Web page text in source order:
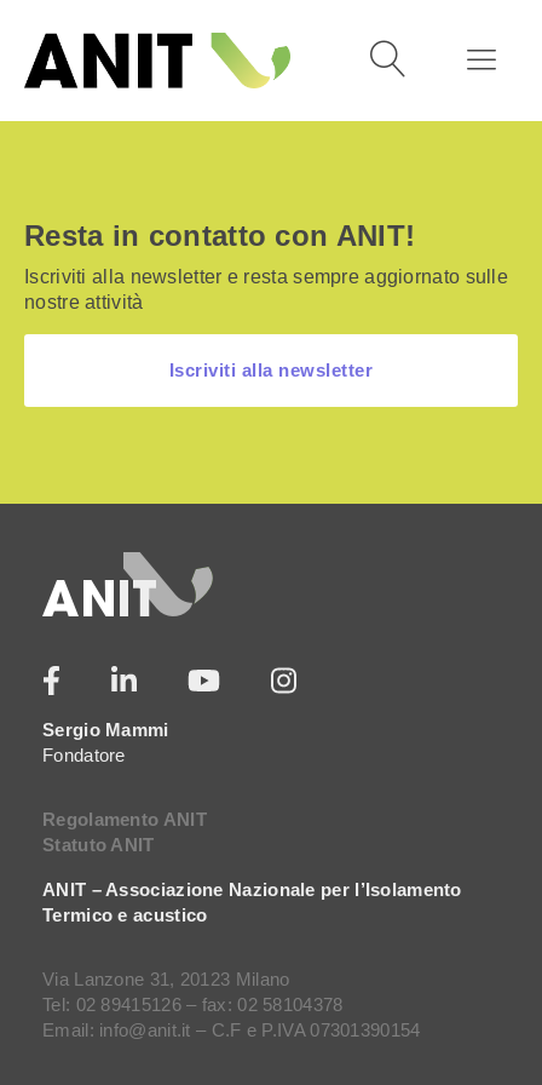
Resta in contatto con ANIT!
Iscriviti alla newsletter e resta sempre aggiornato sulle
nostre attività
Iscriviti alla newsletter
Sergio Mammi
Fondatore
Regolamento ANIT
Statuto ANIT
ANIT – Associazione Nazionale per l’Isolamento
Termico e acustico
Via Lanzone 31, 20123 Milano
Tel: 02 89415126 – fax: 02 58104378
Email: info@anit.it – C.F e P.IVA 07301390154